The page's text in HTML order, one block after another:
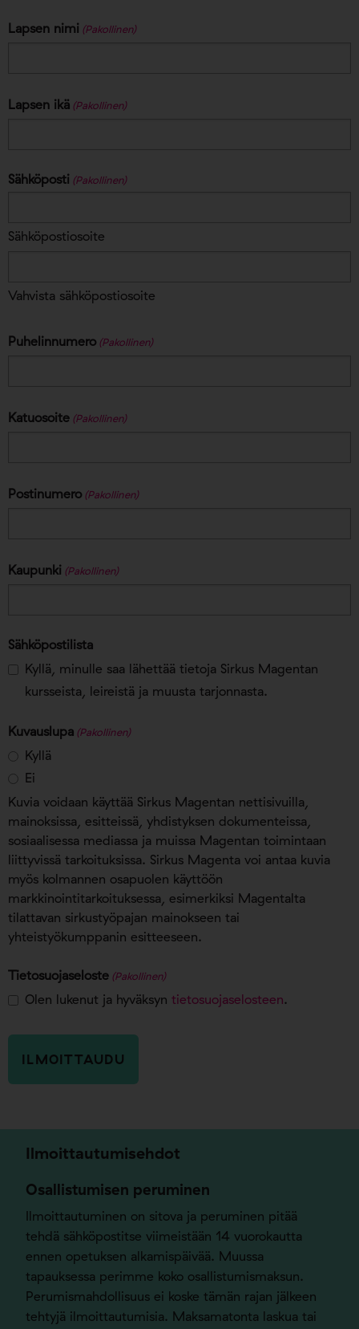
Lapsen nimi (Pakollinen)
Lapsen ikä (Pakollinen)
Sähköposti (Pakollinen)
Sähköpostiosoite
Vahvista sähköpostiosoite
Puhelinnumero (Pakollinen)
Katuosoite (Pakollinen)
Postinumero (Pakollinen)
Kaupunki (Pakollinen)
Sähköpostilista
Kyllä, minulle saa lähettää tietoja Sirkus Magentan
kursseista, leireistä ja muusta tarjonnasta.
Kuvauslupa (Pakollinen)
Kyllä
Ei
Kuvia voidaan käyttää Sirkus Magentan nettisivuilla,
mainoksissa, esitteissä, yhdistyksen dokumenteissa,
sosiaalisessa mediassa ja muissa Magentan toimintaan
liittyvissä tarkoituksissa. Sirkus Magenta voi antaa kuvia
myös kolmannen osapuolen käyttöön
markkinointitarkoituksessa, esimerkiksi Magentalta
tilattavan sirkustyöpajan mainokseen tai
yhteistyökumppanin esitteeseen.
Tietosuojaseloste (Pakollinen)
Olen lukenut ja hyväksyn tietosuojaselosteen.
Ilmoittautumisehdot
Osallistumisen peruminen
Ilmoittautuminen on sitova ja peruminen pitää
tehdä sähköpostitse viimeistään 14 vuorokautta
ennen opetuksen alkamispäivää. Muussa
tapauksessa perimme koko osallistumismaksun.
Perumismahdollisuus ei koske tämän rajan jälkeen
tehtyjä ilmoittautumisia. Maksamatonta laskua tai